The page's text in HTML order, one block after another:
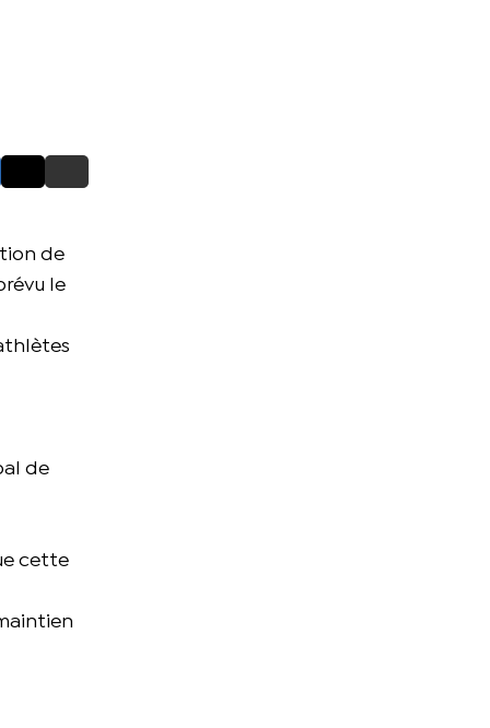
de
le
de
cette